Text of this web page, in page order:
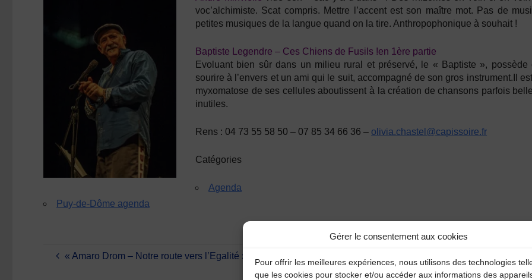
Gérer le consentement aux cookies
Pour offrir les meilleures expériences, nous utilisons des technologies
que les cookies pour stocker et/ou accéder aux informations des
voc’alchimiste. Scat compris. Mettre l’accent est son maître mot. Pas de
petites musiques de la langue quand on la tire. Anthropophonique à souhait !
Baptiste Legendre – Ces Chiens de Fusils !en 1ère partie
Evoluant bien sûr dans un milieu rural et préservé, le « Baptiste »,
sourire à l’envers et un ami qui le suit, accompagné de son gros instrument.Il
myxomatose de ses cellules aboutissent à la création de chansons parfois
inutiles.
Rens : 04 73 55 58 50 – 07 85 34 66 36 – olivia.chastel@capissoire.fr
Catégories
Agenda
Puy-de-Dôme agenda
« Amaro Drom – Notre route vers l’Egalité »